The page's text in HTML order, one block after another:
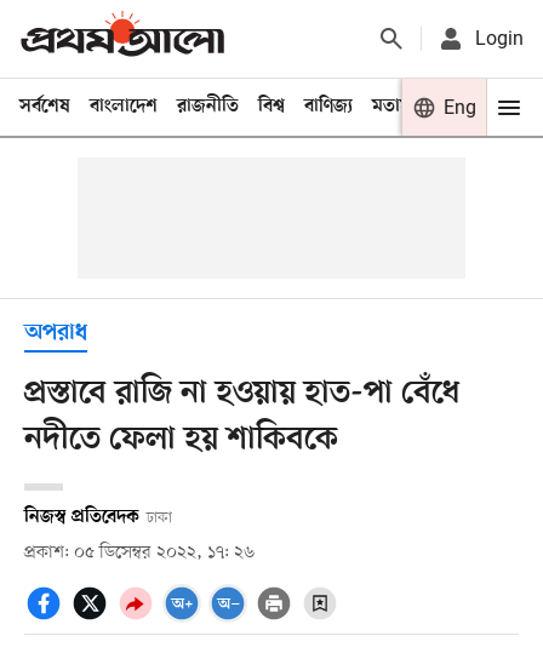
Login
সর্বশেষ বাংলাদেশ রাজনীতি বিশ্ব বাণিজ্য মতামত খেলা
Eng
অপরাধ
প্রস্তাবে রাজি না হওয়ায় হাত-পা বেঁধে
নদীতে ফেলা হয় শাকিবকে
নিজস্ব প্রতিবেদক ঢাকা
প্রকাশ: ০৫ ডিসেম্বর ২০২২, ১৭: ২৬